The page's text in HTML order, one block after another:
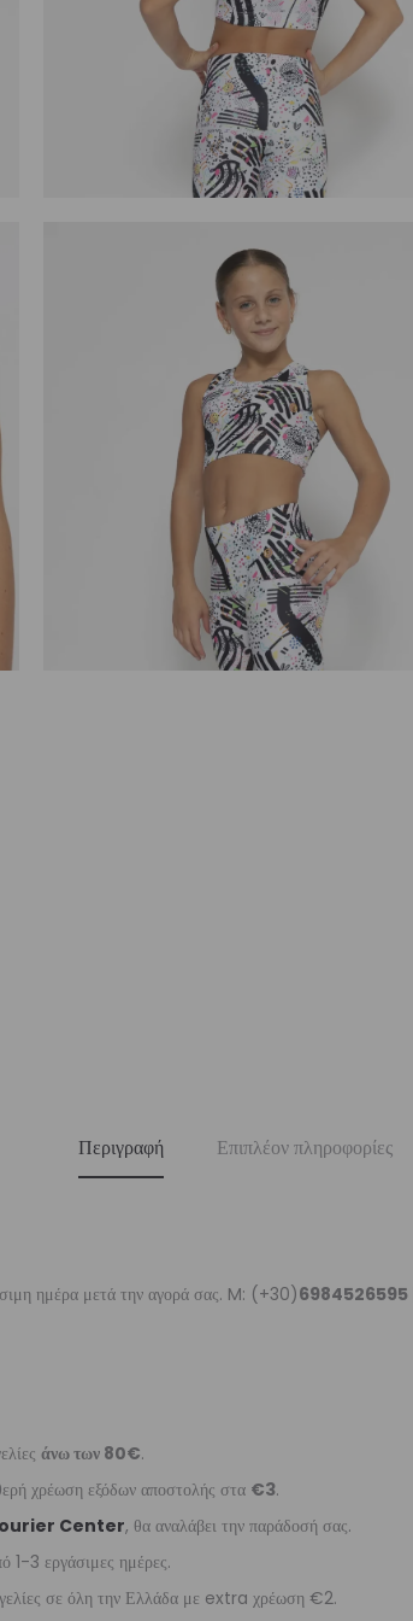
Περιγραφή Επιπλέον πληροφορίες
ημέρα μετά την αγορά σας. M: (+30)6984526595
άνω των 80€.
χρέωση εξόδων αποστολής στα €3.
Center, θα αναλάβει την παράδοσή σας.
1-3 εργάσιμες ημέρες.
σε όλη την Ελλάδα με extra χρέωση €2.